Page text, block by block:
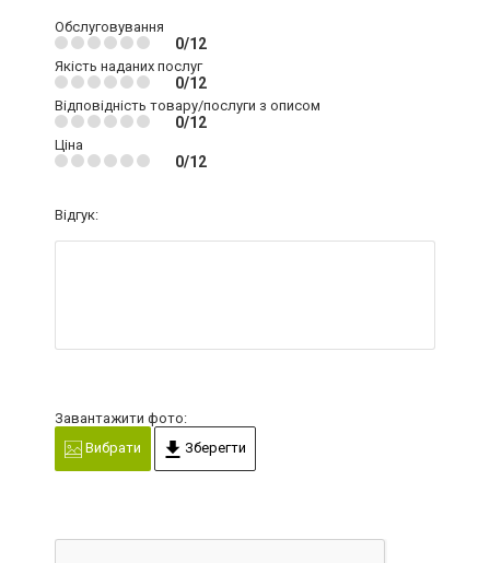
Обслуговування
0/12
Якість наданих послуг
0/12
Відповідність товару/послуги з описом
0/12
Ціна
0/12
Відгук:
Завантажити фото:
Вибрати
Зберегти